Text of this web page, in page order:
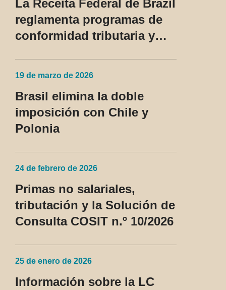
privilegiado
La Receita Federal de Brazil
reglamenta programas de
conformidad tributaria y
19 de marzo de 2026
Brasil elimina la doble
imposición con Chile y
Polonia
24 de febrero de 2026
Primas no salariales,
tributación y la Solución de
Consulta COSIT n.º 10/2026
25 de enero de 2026
Información sobre la LC